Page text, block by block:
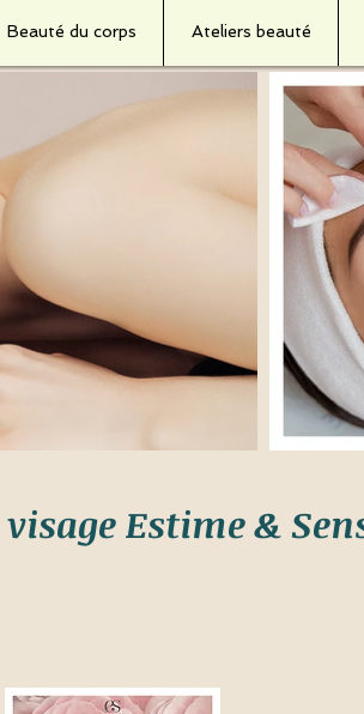
Beauté du corps Ateliers beauté
Estime &